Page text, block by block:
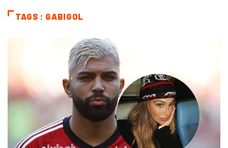
TAGS : GABIGOL